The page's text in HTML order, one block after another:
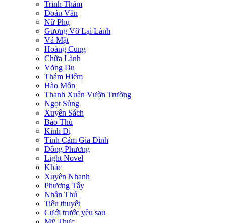
Trinh Thám
Đoản Văn
Nữ Phụ
Gương Vỡ Lại Lành
Vả Mặt
Hoàng Cung
Chữa Lành
Võng Du
Thám Hiểm
Hào Môn
Thanh Xuân Vườn Trường
Ngọt Sủng
Xuyên Sách
Báo Thù
Kinh Dị
Tình Cảm Gia Đình
Đông Phương
Light Novel
Khác
Xuyên Nhanh
Phương Tây
Nhân Thú
Tiểu thuyết
Cưới trước yêu sau